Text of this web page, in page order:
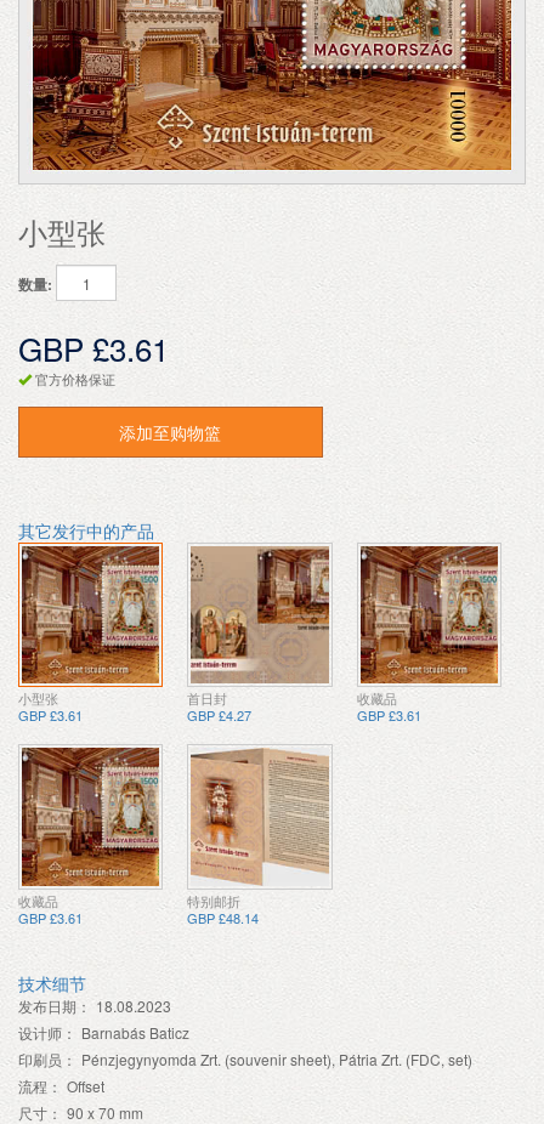
小型张
数量:
GBP £3.61
官方价格保证
添加至购物篮
其它发行中的产品
小型张
GBP £3.61
首日封
GBP £4.27
收藏品
GBP £3.61
收藏品
GBP £3.61
特别邮折
GBP £48.14
技术细节
发布日期： 18.08.2023
设计师： Barnabás Baticz
印刷员： Pénzjegynyomda Zrt. (souvenir sheet), Pátria Zrt. (FDC, set)
流程： Offset
尺寸： 90 x 70 mm